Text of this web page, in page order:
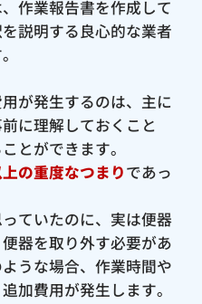
作業報告書を作成して
説明する良心的な業者
が発生するのは、主に
に理解しておくこと
とができます。
の重度なつまりであっ
ていたのに、実は便器
器を取り外す必要があ
うな場合、作業時間や
加費用が発生します。